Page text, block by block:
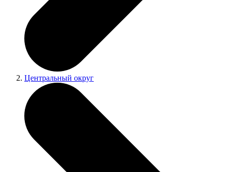
Центральный округ